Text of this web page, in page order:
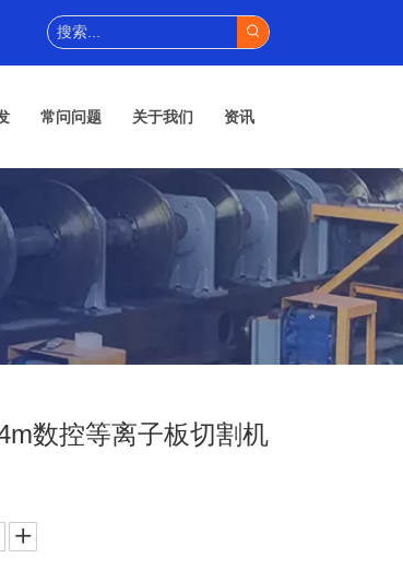
常问问题 关于我们 资讯
数控等离子板切割机